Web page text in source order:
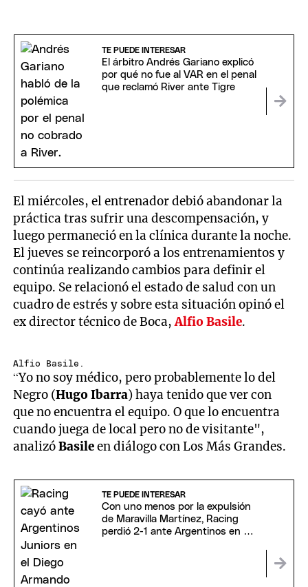
TE PUEDE INTERESAR
El árbitro Andrés Gariano explicó
por qué no fue al VAR en el penal
que reclamó River ante Tigre
El miércoles, el entrenador debió abandonar la
práctica tras sufrir una descompensación, y
luego permaneció en la clínica durante la noche.
El jueves se reincorporó a los entrenamientos y
continúa realizando cambios para definir el
equipo. Se relacionó el estado de salud con un
cuadro de estrés y sobre esta situación opinó el
ex director técnico de Boca,Alfio Basile.
Alfio Basile.
“Yo no soy médico, pero probablemente lo del
Negro (Hugo Ibarra) haya tenido que ver con
que no encuentra el equipo. O que lo encuentra
cuando juega de local pero no de visitante",
analizóBasileen diálogo con Los Más Grandes.
TE PUEDE INTERESAR
Con uno menos por la expulsión
de Maravilla Martínez, Racing
perdió 2-1 ante Argentinos en La